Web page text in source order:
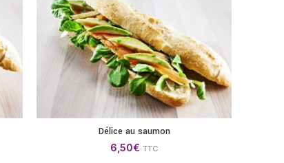
AJOUTER AU PANIER
Délice au saumon
6,50€ TTC